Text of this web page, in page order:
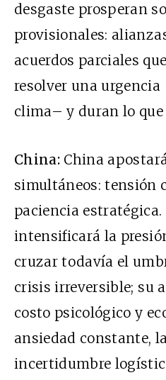
desgaste prosperan
provisionales:
acuerdos parciales
resolver una urgencia
clima– y duran lo
China: China
simultáneos: tensión
paciencia
intensificará la
cruzar todavía el
crisis irreversible; su
costo psicológico y
ansiedad constante,
incertidumbre